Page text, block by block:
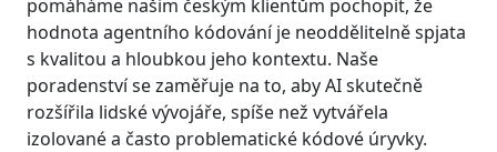
pomáháme našim českým klientům pochopit, že
hodnota agentního kódování je neoddělitelně spjata
s kvalitou a hloubkou jeho kontextu. Naše
poradenství se zaměřuje na to, aby AI skutečně
rozšířila lidské vývojáře, spíše než vytvářela
izolované a často problematické kódové úryvky.